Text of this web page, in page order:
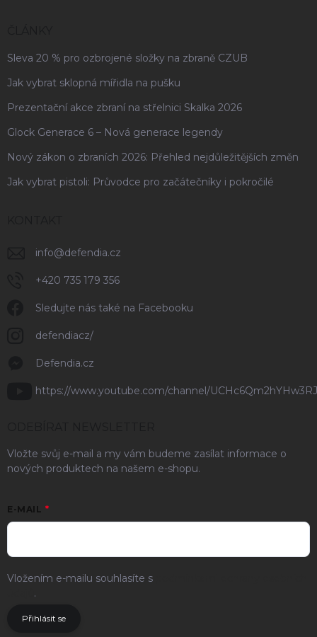
Sleva 20 % pro ozbrojené složky na zbraně CZUB
Jak vybrat sklopná mířidla na pušku
Prezentační akce zbraní na střelnici Skalka 2026
Glock Generace 6 – Nová generace legendy
Nový zákon o zbraních 2026: Přehled nejdůležitějších změn
Jak vybrat pistoli: Průvodce pro začátečníky i pokročilé
info@defendia.cz
+420 735 179 356
Sledujte nás také na Facebooku
defendiacz/
Defendia.cz
https://www.youtube.com/channel/
Vložte svůj e-mail a my vám budeme zasílat informace o
nových produktech na našem e-shopu.
E-MAIL
Vložením e-mailu souhlasíte s
.
Přihlásit se